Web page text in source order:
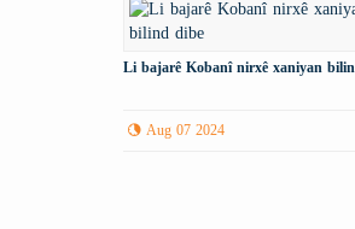
Li bajarê Kobanî nirxê xaniyan
Aug 07 2024